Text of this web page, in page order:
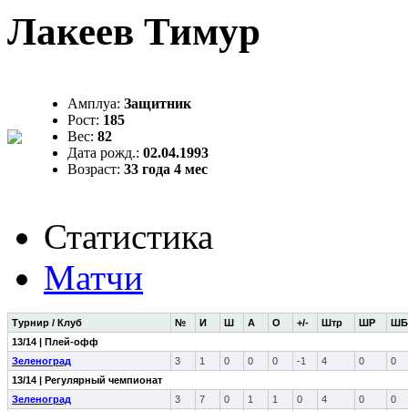
Лакеев Тимур
Амплуа: Защитник
Рост: 185
Вес: 82
Дата рожд.: 02.04.1993
Возраст: 33 года 4 мес
Статистика
Матчи
Турнир / Клуб № И Ш А О +/- Штр ШР ШБ
13/14 | Плей-офф
Зеленоград
3 1 0 0 0 -1 4 0
0
13/14 | Регулярный чемпионат
Зеленоград
3 7 0 1 1 0 4 0
0